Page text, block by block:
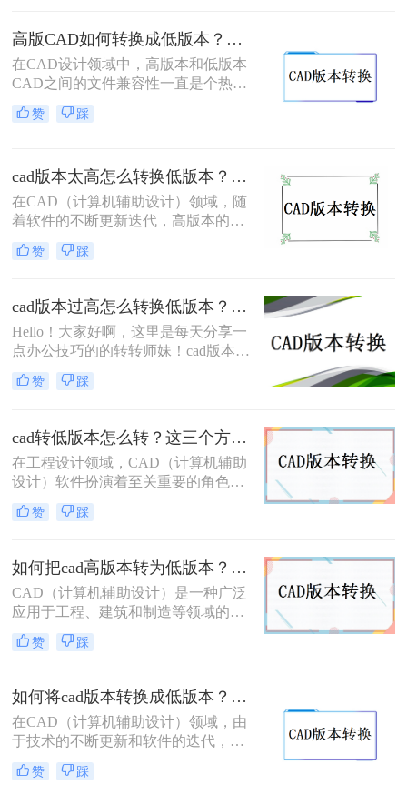
换成低版本，还是低版本转换成高版
本，使用怎么更改CAD版本软件就能
解决这个问题，下面来看看cad版本转
换的操作方法吧。
高版CAD如何转换成低版本？试试看这三个方法！
在CAD设计领域中，高版本和低版本
CAD之间的文件兼容性一直是个热门
话题。当我们遇到使用低版本CAD软
件的需求时，高版CAD如何转换成低
实现高版本CAD转换为低版本。无论
您是一名设计师还是一名工程师，掌
握这些方法都会对您的工作产生巨大
赞 踩
cad版本太高怎么转换低版本？分享二个高效实用方法！
在CAD（计算机辅助设计）领域，随
着软件的不断更新迭代，高版本的
CAD文件有时需要在低版本的软件中
打开或编辑。这时，就需要将高版本
版本太高怎么转换低版本呢？本文将
介绍两种常用的CAD版本转换方法。
赞 踩
cad版本过高怎么转换低版本？试试这三种方法！
Hello！大家好啊，这里是每天分享一
点办公技巧的的转转师妹！cad版本过
高！怎么转换低版本？​CAD是一种广
泛使用的计算机辅助设计软件，用于
CAD的版本会不断更新，这可能会导
致遇到版本不兼容的情况。
赞 踩
cad转低版本怎么转？这三个方法都可以转换版本！
在工程设计领域，CAD（计算机辅助
设计）软件扮演着至关重要的角色。
然而，由于不同版本的CAD软件之间
存在兼容性问题，有时我们需要将高
在旧版本的软件中打开和编辑。那么
CAD转低版本怎么转呢？本文将为您
介绍几种将CAD文件转换为低版本的
方法，帮助您解决兼容性问题。
赞 踩
如何把cad高版本转为低版本？学会这两个方法就够了！
CAD（计算机辅助设计）是一种广泛
应用于工程、建筑和制造等领域的设
计软件。在使用CAD软件时，有时候
我们需要将高版本的CAD文件转换为
本CAD软件的人进行共享和协作。那
么如何把CAD高版本转为低版本呢？
本文将介绍两种简单的方法，帮助你
将CAD高版本文件转为低版本文件。
赞 踩
如何将cad版本转换成低版本？教你三个小妙招轻松搞定！
在CAD（计算机辅助设计）领域，由
于技术的不断更新和软件的迭代，我
们有时需要将CAD文件从高版本转换
为低版本，以便在旧版本的CAD软件
赞 踩